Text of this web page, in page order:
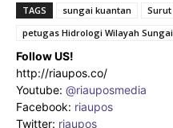
TAGS sungai kuantan
petugas Hidrologi Wilayah
Follow US!
http://riaupos.co/
Youtube: @riauposmedia
Facebook: riaupos
Twitter: riaupos